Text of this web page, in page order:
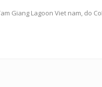
Lagoon Viet nam, do